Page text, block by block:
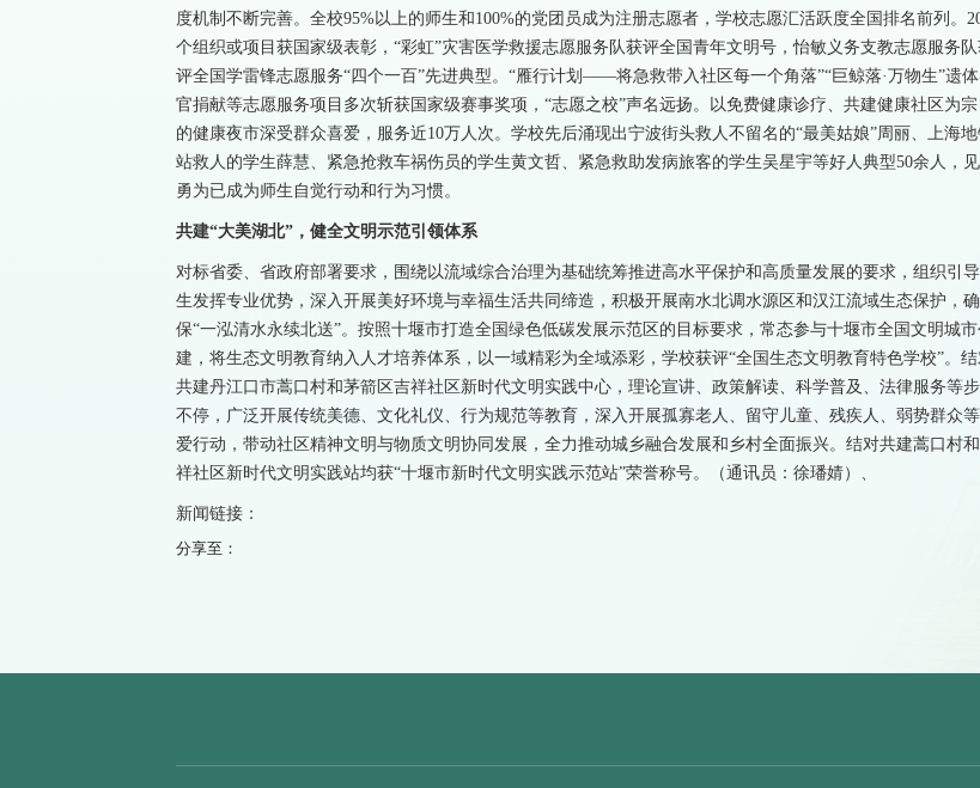
度机制不断完善。全校95%以上的师生和100%的党团员成为注册志愿者，学校志愿汇活跃度全国排名前列。
个组织或项目获国家级表彰，“彩虹”灾害医学救援志愿服务队获评全国青年文明号，怡敏义务支教志愿服务
评全国学雷锋志愿服务“四个一百”先进典型。“雁行计划——将急救带入社区每一个角落”“巨鲸落·万物生”遗
官捐献等志愿服务项目多次斩获国家级赛事奖项，“志愿之校”声名远扬。以免费健康诊疗、共建健康社区为宗
的健康夜市深受群众喜爱，服务近10万人次。学校先后涌现出宁波街头救人不留名的“最美姑娘”周丽、上海
站救人的学生薛慧、紧急抢救车祸伤员的学生黄文哲、紧急救助发病旅客的学生吴星宇等好人典型50余人，
勇为已成为师生自觉行动和行为习惯。
共建“大美湖北”，健全文明示范引领体系
对标省委、省政府部署要求，围绕以流域综合治理为基础统筹推进高水平保护和高质量发展的要求，组织引
生发挥专业优势，深入开展美好环境与幸福生活共同缔造，积极开展南水北调水源区和汉江流域生态保护，确
保“一泓清水永续北送”。按照十堰市打造全国绿色低碳发展示范区的目标要求，常态参与十堰市全国文明城市
建，将生态文明教育纳入人才培养体系，以一域精彩为全域添彩，学校获评“全国生态文明教育特色学校”。
共建丹江口市蒿口村和茅箭区吉祥社区新时代文明实践中心，理论宣讲、政策解读、科学普及、法律服务等
不停，广泛开展传统美德、文化礼仪、行为规范等教育，深入开展孤寡老人、留守儿童、残疾人、弱势群众
爱行动，带动社区精神文明与物质文明协同发展，全力推动城乡融合发展和乡村全面振兴。结对共建蒿口村
祥社区新时代文明实践站均获“十堰市新时代文明实践示范站”荣誉称号。（通讯员：徐璠婧）、
新闻链接：
分享至：